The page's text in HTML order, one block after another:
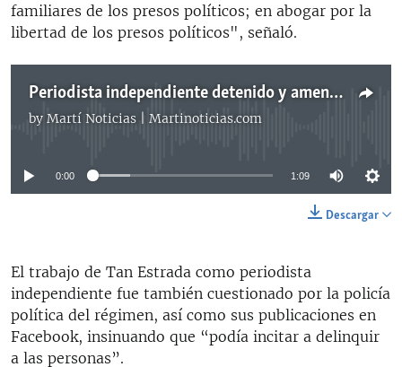
familiares de los presos políticos; en abogar por la
libertad de los presos políticos", señaló.
Periodista independiente detenido y amenazado por el G-2 en Camagüey
by Martí Noticias | Martinoticias.com
No media source currently available
0:00 1:09
Descargar
El trabajo de Tan Estrada como periodista
independiente fue también cuestionado por la policía
política del régimen, así como sus publicaciones en
Facebook, insinuando que “podía incitar a delinquir
a las personas”.